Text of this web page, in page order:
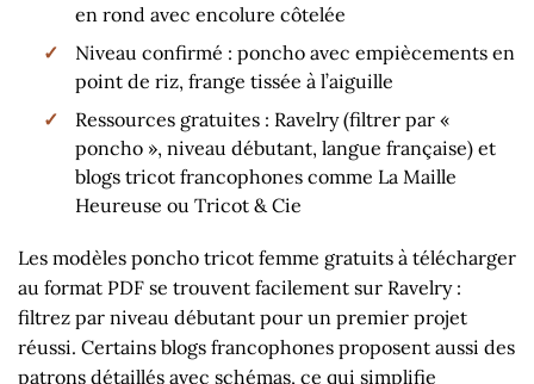
en rond avec encolure côtelée
Niveau confirmé : poncho avec empiècements en
point de riz, frange tissée à l’aiguille
Ressources gratuites : Ravelry (filtrer par «
poncho », niveau débutant, langue française) et
blogs tricot francophones comme La Maille
Heureuse ou Tricot & Cie
Les modèles poncho tricot femme gratuits à télécharger
au format PDF se trouvent facilement sur Ravelry :
filtrez par niveau débutant pour un premier projet
réussi. Certains blogs francophones proposent aussi des
patrons détaillés avec schémas, ce qui simplifie